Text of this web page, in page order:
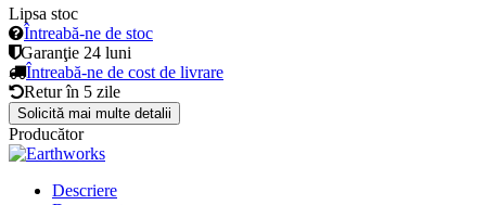
Lipsa stoc
Întreabă-ne de stoc
Garanţie 24 luni
Întreabă-ne de cost de livrare
Retur în 5 zile
Solicită mai multe detalii
Producător
Descriere